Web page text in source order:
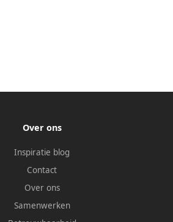
Over ons
Inspiratie blog
Contact
Over ons
Samenwerken